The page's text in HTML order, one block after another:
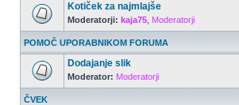
Kotiček za najmlajše
Moderatorji: kaja75 Moderatorji
POMOČ UPORABNIKOM FORUMA
Dodajanje slik
Moderator: Moderatorji
ČVEK